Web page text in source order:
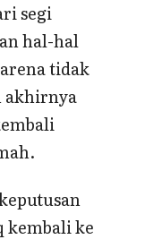
segi
hal-hal
tidak
akhirnya
kembali ke